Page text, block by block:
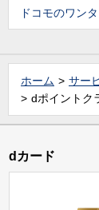
ドコモのワン
ホーム サー
dポイントク
dカード